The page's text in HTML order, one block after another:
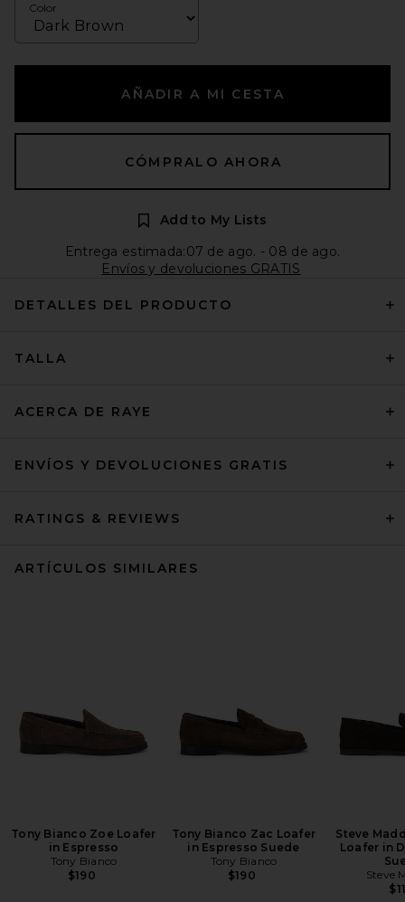
Color
AÑADIR A MI CESTA
CÓMPRALO AHORA
Add to My Lists
Entrega estimada:07 de ago. - 08 de ago.
Envíos y devoluciones GRATIS
DETALLES DEL PRODUCTO
TALLA
ACERCA DE RAYE
ENVÍOS Y DEVOLUCIONES GRATIS
RATINGS & REVIEWS
ARTÍCULOS SIMILARES
Tony Bianco Zoe Loafer
in Espresso
Tony Bianco
$190
Tony Bianco Zac Loafer
in Espresso Suede
Tony Bianco
$190
Steve
Loafer in
Steve